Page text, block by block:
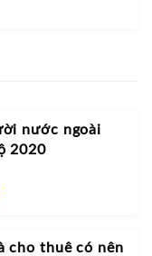
nước ngoài
2020
cho thuê có nên